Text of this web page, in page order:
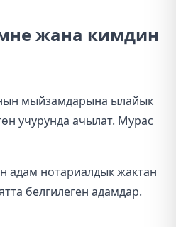
жана кимдин
мыйзамдарына ылайык
учурунда ачылат. Мурас
адам нотариалдык жактан
белгилеген адамдар.